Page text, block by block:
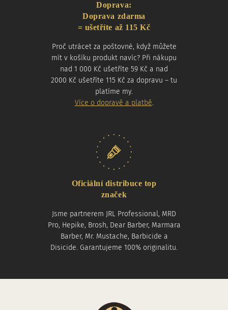
Doprava:
Doprava zdarma
= ušetříte až 115 Kč
Proč utrácet za poštovné, když můžete
mít v košíku produkt navíc? Při nákupu
nad 1 000 Kč ušetříte 59 Kč a nad
2000 Kč ušetříte 115 Kč za dopravu – tu
platíme my.
Více o dopravě a platbě.
Oficiální distribuce top
značek
Jsme partnerem JRL Professional, MRD
Pro, Hepike, Brosh, Dear Barber, Marmara
Barber, Mr. Mustache, Barbicide a
Disicide. Garantujeme 100% originalitu.